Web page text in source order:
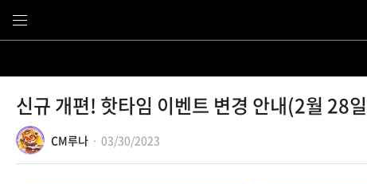
신규 개편! 핫타임 이벤트 변경 안내(2월 28
CM루나 03/30/2023